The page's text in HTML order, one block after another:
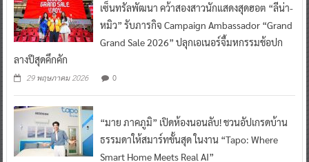
เซ็นทรัลพัฒนา คว้าสองสาวนักแสดงสุดฮอต “ลีน่า-
หมิว” รับภารกิจ Campaign Ambassador “Grand
Grand Sale 2026” ปลุกเอเนอร์จี้มหกรรมช้อปก
ลางปีสุดคึกคัก
29 พฤษภาคม 2026 0
“มาย ภาคภูมิ” เปิดห้องนอนลับ! ชวนอัปเกรดบ้าน
ธรรมดาให้สมาร์ทขั้นสุด ในงาน “Tapo: Where
Smart Home Meets Real AI”